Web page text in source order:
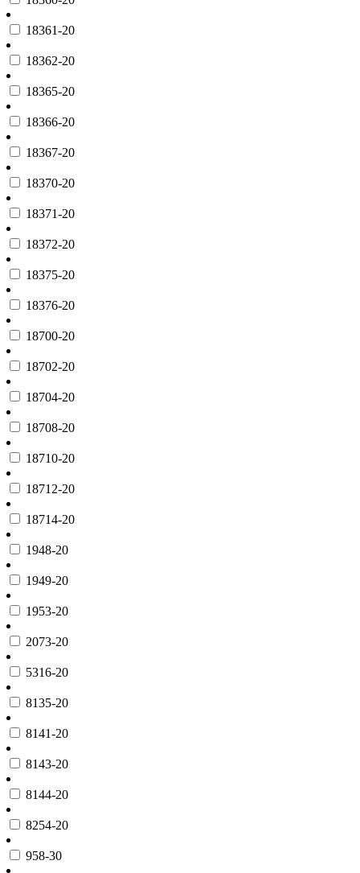
18361-20
18362-20
18365-20
18366-20
18367-20
18370-20
18371-20
18372-20
18375-20
18376-20
18700-20
18702-20
18704-20
18708-20
18710-20
18712-20
18714-20
1948-20
1949-20
1953-20
2073-20
5316-20
8135-20
8141-20
8143-20
8144-20
8254-20
958-30